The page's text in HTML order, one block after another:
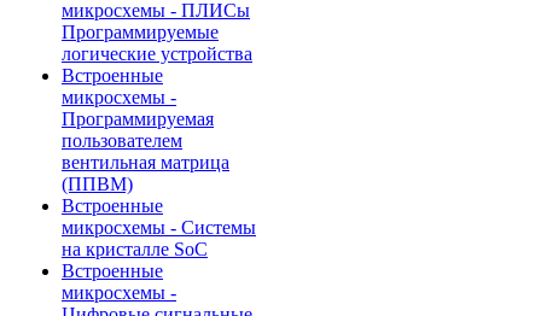
микросхемы - ПЛИСы
Программируемые
логические устройства
Встроенные
микросхемы -
Программируемая
пользователем
вентильная матрица
(ППВМ)
Встроенные
микросхемы - Системы
на кристалле SoC
Встроенные
микросхемы -